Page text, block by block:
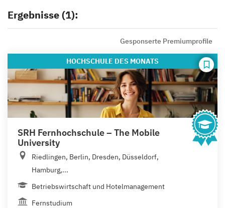
Ergebnisse (1):
Gesponserte Premiumprofile
HOCHSCHULE DES MONATS
SRH Fernhochschule – The Mobile
University
Riedlingen, Berlin, Dresden, Düsseldorf,
Hamburg,...
Betriebswirtschaft und Hotelmanagement
Fernstudium